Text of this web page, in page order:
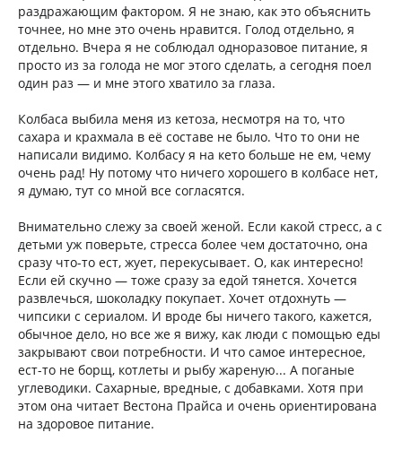
раздражающим фактором. Я не знаю, как это объяснить
точнее, но мне это очень нравится. Голод отдельно, я
отдельно. Вчера я не соблюдал одноразовое питание, я
просто из за голода не мог этого сделать, а сегодня поел
один раз — и мне этого хватило за глаза.
Колбаса выбила меня из кетоза, несмотря на то, что
сахара и крахмала в её составе не было. Что то они не
написали видимо. Колбасу я на кето больше не ем, чему
очень рад! Ну потому что ничего хорошего в колбасе нет,
я думаю, тут со мной все согласятся.
Внимательно слежу за своей женой. Если какой стресс, а с
детьми уж поверьте, стресса более чем достаточно, она
сразу что-то ест, жует, перекусывает. О, как интересно!
Если ей скучно — тоже сразу за едой тянется. Хочется
развлечься, шоколадку покупает. Хочет отдохнуть —
чипсики с сериалом. И вроде бы ничего такого, кажется,
обычное дело, но все же я вижу, как люди с помощью еды
закрывают свои потребности. И что самое интересное,
ест-то не борщ, котлеты и рыбу жареную... А поганые
углеводики. Сахарные, вредные, с добавками. Хотя при
этом она читает Вестона Прайса и очень ориентирована
на здоровое питание.